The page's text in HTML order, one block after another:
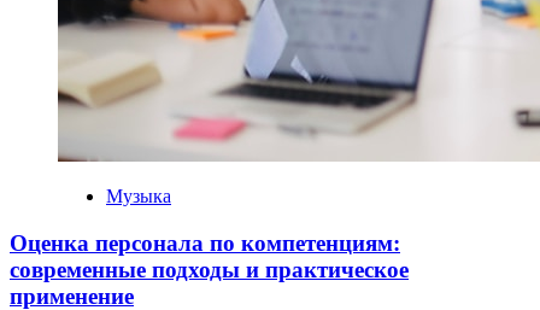
Музыка
Оценка персонала по компетенциям:
современные подходы и практическое
применение